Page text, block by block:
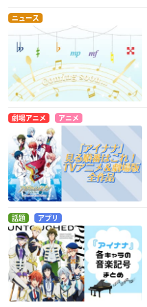
ニュース
劇場アニメ アニメ
話題 アプリ